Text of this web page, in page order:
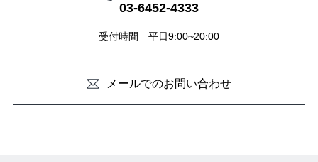
03-6452-4333
受付時間 平日9:00~20:00
メールでのお問い合わせ